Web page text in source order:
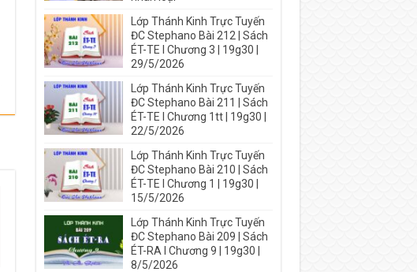
Lớp Thánh Kinh Trực Tuyến
ĐC Stephano Bài 212 | Sách
ÉT-TE I Chương 3 | 19g30 |
29/5/2026
Lớp Thánh Kinh Trực Tuyến
ĐC Stephano Bài 211 | Sách
ÉT-TE I Chương 1tt | 19g30 |
22/5/2026
Lớp Thánh Kinh Trực Tuyến
ĐC Stephano Bài 210 | Sách
ÉT-TE I Chương 1 | 19g30 |
15/5/2026
Lớp Thánh Kinh Trực Tuyến
ĐC Stephano Bài 209 | Sách
ÉT-RA I Chương 9 | 19g30 |
8/5/2026